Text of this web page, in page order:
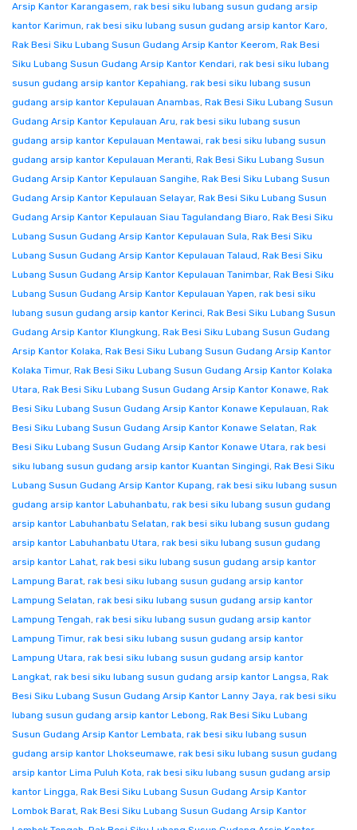
Arsip Kantor Karangasem, rak besi siku lubang susun gudang arsip
kantor Karimun, rak besi siku lubang susun gudang arsip kantor Karo,
Rak Besi Siku Lubang Susun Gudang Arsip Kantor Keerom, Rak Besi
Siku Lubang Susun Gudang Arsip Kantor Kendari, rak besi siku lubang
susun gudang arsip kantor Kepahiang, rak besi siku lubang susun
gudang arsip kantor Kepulauan Anambas, Rak Besi Siku Lubang Susun
Gudang Arsip Kantor Kepulauan Aru, rak besi siku lubang susun
gudang arsip kantor Kepulauan Mentawai, rak besi siku lubang susun
gudang arsip kantor Kepulauan Meranti, Rak Besi Siku Lubang Susun
Gudang Arsip Kantor Kepulauan Sangihe, Rak Besi Siku Lubang Susun
Gudang Arsip Kantor Kepulauan Selayar, Rak Besi Siku Lubang Susun
Gudang Arsip Kantor Kepulauan Siau Tagulandang Biaro, Rak Besi Siku
Lubang Susun Gudang Arsip Kantor Kepulauan Sula, Rak Besi Siku
Lubang Susun Gudang Arsip Kantor Kepulauan Talaud, Rak Besi Siku
Lubang Susun Gudang Arsip Kantor Kepulauan Tanimbar, Rak Besi Siku
Lubang Susun Gudang Arsip Kantor Kepulauan Yapen, rak besi siku
lubang susun gudang arsip kantor Kerinci, Rak Besi Siku Lubang Susun
Gudang Arsip Kantor Klungkung, Rak Besi Siku Lubang Susun Gudang
Arsip Kantor Kolaka, Rak Besi Siku Lubang Susun Gudang Arsip Kantor
Kolaka Timur, Rak Besi Siku Lubang Susun Gudang Arsip Kantor Kolaka
Utara, Rak Besi Siku Lubang Susun Gudang Arsip Kantor Konawe, Rak
Besi Siku Lubang Susun Gudang Arsip Kantor Konawe Kepulauan, Rak
Besi Siku Lubang Susun Gudang Arsip Kantor Konawe Selatan, Rak
Besi Siku Lubang Susun Gudang Arsip Kantor Konawe Utara, rak besi
siku lubang susun gudang arsip kantor Kuantan Singingi, Rak Besi Siku
Lubang Susun Gudang Arsip Kantor Kupang, rak besi siku lubang susun
gudang arsip kantor Labuhanbatu, rak besi siku lubang susun gudang
arsip kantor Labuhanbatu Selatan, rak besi siku lubang susun gudang
arsip kantor Labuhanbatu Utara, rak besi siku lubang susun gudang
arsip kantor Lahat, rak besi siku lubang susun gudang arsip kantor
Lampung Barat, rak besi siku lubang susun gudang arsip kantor
Lampung Selatan, rak besi siku lubang susun gudang arsip kantor
Lampung Tengah, rak besi siku lubang susun gudang arsip kantor
Lampung Timur, rak besi siku lubang susun gudang arsip kantor
Lampung Utara, rak besi siku lubang susun gudang arsip kantor
Langkat, rak besi siku lubang susun gudang arsip kantor Langsa, Rak
Besi Siku Lubang Susun Gudang Arsip Kantor Lanny Jaya, rak besi siku
lubang susun gudang arsip kantor Lebong, Rak Besi Siku Lubang
Susun Gudang Arsip Kantor Lembata, rak besi siku lubang susun
gudang arsip kantor Lhokseumawe, rak besi siku lubang susun gudang
arsip kantor Lima Puluh Kota, rak besi siku lubang susun gudang arsip
kantor Lingga, Rak Besi Siku Lubang Susun Gudang Arsip Kantor
Lombok Barat, Rak Besi Siku Lubang Susun Gudang Arsip Kantor